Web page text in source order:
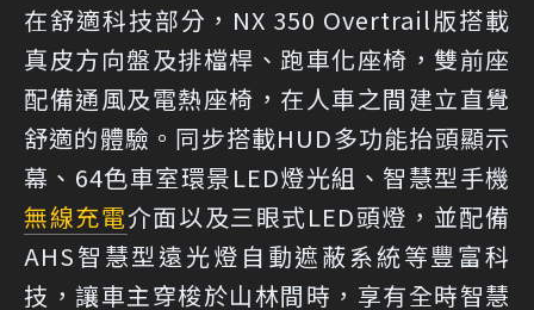
在舒適科技部分，NX 350 Overtrail版搭載
真皮方向盤及排檔桿、跑車化座椅，雙前座
配備通風及電熱座椅，在人車之間建立直覺
舒適的體驗。同步搭載HUD多功能抬頭顯示
幕、64色車室環景LED燈光組、智慧型手機
無線充電介面以及三眼式LED頭燈，並配備
AHS智慧型遠光燈自動遮蔽系統等豐富科
技，讓車主穿梭於山林間時，享有全時智慧